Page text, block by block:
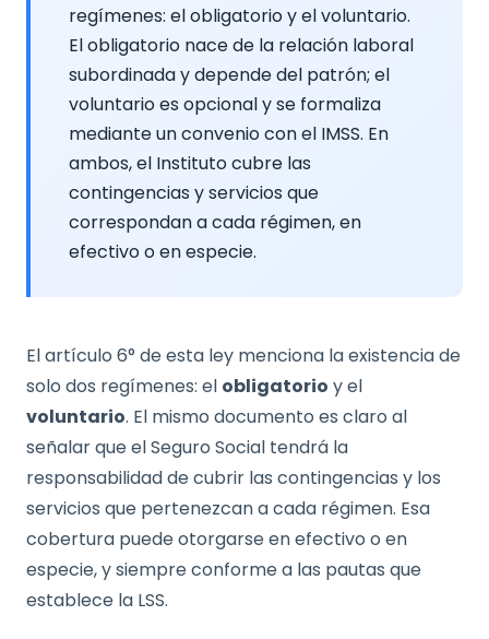
regímenes: el obligatorio y el voluntario.
El obligatorio nace de la relación laboral
subordinada y depende del patrón; el
voluntario es opcional y se formaliza
mediante un convenio con el IMSS. En
ambos, el Instituto cubre las
contingencias y servicios que
correspondan a cada régimen, en
efectivo o en especie.
El artículo 6° de esta ley menciona la existencia de
solo dos regímenes: el obligatorio y el
voluntario. El mismo documento es claro al
señalar que el Seguro Social tendrá la
responsabilidad de cubrir las contingencias y los
servicios que pertenezcan a cada régimen. Esa
cobertura puede otorgarse en efectivo o en
especie, y siempre conforme a las pautas que
establece la LSS.